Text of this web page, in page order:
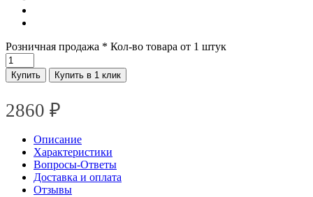
Розничная продажа * Кол-во товара от 1 штук
Купить Купить в 1 клик
2860 ₽
Описание
Характеристики
Вопросы-Ответы
Доставка и оплата
Отзывы